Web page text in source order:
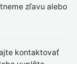
zľavu alebo
kontaktovať